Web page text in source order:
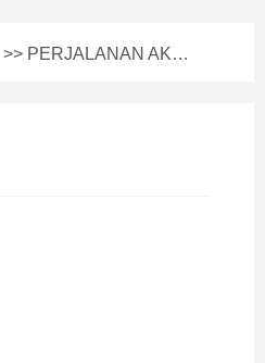
PERJALANAN AKAL SEHAT